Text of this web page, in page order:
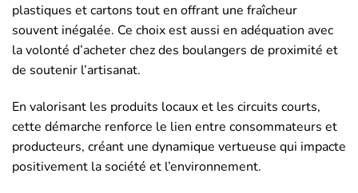
plastiques et cartons tout en offrant une fraîcheur
souvent inégalée. Ce choix est aussi en adéquation avec
la volonté d’acheter chez des boulangers de proximité et
de soutenir l’artisanat.
En valorisant les produits locaux et les circuits courts,
cette démarche renforce le lien entre consommateurs et
producteurs, créant une dynamique vertueuse qui impacte
positivement la société et l’environnement.